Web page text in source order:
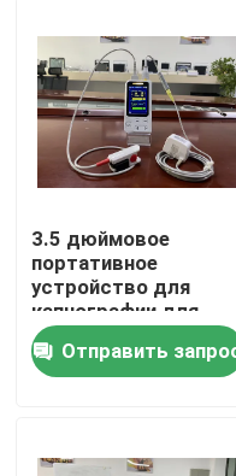
О нас
Путешествие
Проверка качества
Свяжитесь мы
Случаи
3.5 дюймовое
портативное
устройство для
капнографии для
взрослых / детей /
новорожденных
Отправить